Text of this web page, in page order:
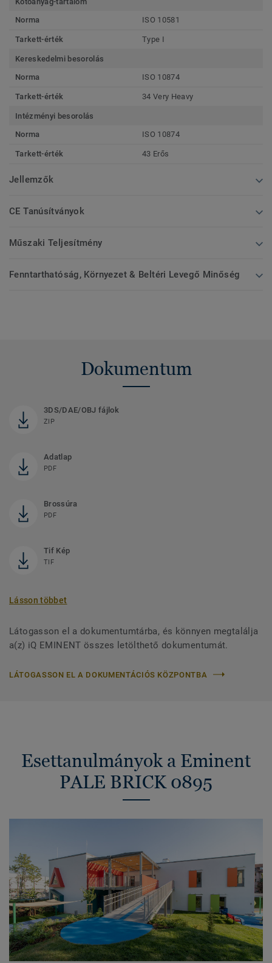
Norma
ISO 10581
Tarkett-érték Type I
Kereskedelmi besorolás
Norma
ISO 10874
Tarkett-érték 34 Very Heavy
Intézményi besorolás
Norma
ISO 10874
Tarkett-érték 43 Erős
Jellemzők
CE Tanúsítványok
Műszaki Teljesítmény
Fenntarthatóság, Környezet & Beltéri Levegő Minőség
Dokumentum
3DS/DAE/OBJ fájlok
ZIP
Adatlap
PDF
Brossúra
PDF
Tif Kép
TIF
Lásson többet
Látogasson el a dokumentumtárba, és könnyen megtalálja
a(z) iQ EMINENT összes letölthető dokumentumát.
LÁTOGASSON EL A DOKUMENTÁCIÓS KÖZPONTBA
Esettanulmányok a Eminent
PALE BRICK 0895